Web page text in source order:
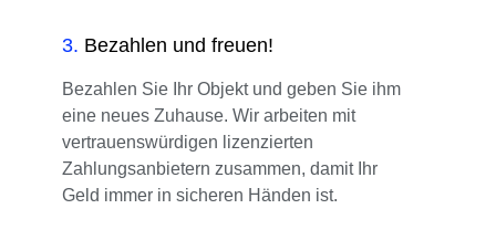
3. Bezahlen und freuen!
Bezahlen Sie Ihr Objekt und geben Sie ihm
eine neues Zuhause. Wir arbeiten mit
vertrauenswürdigen lizenzierten
Zahlungsanbietern zusammen, damit Ihr
Geld immer in sicheren Händen ist.